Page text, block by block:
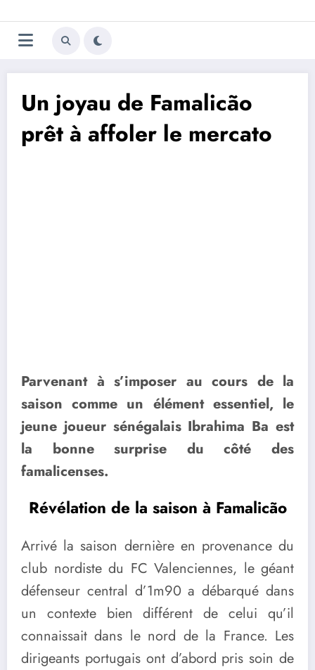
au
contenu
Trivela
L'actualité du football
Un joyau de Famalicão
prêt à affoler le mercato
Parvenant à s’imposer au cours de la
saison comme un élément essentiel, le
jeune joueur sénégalais Ibrahima Ba est
la bonne surprise du côté des
famalicenses.
Révélation de la saison à Famalicão
Arrivé la saison dernière en provenance du
club nordiste du FC Valenciennes, le géant
défenseur central d’1m90 a débarqué dans
un contexte bien différent de celui qu’il
connaissait dans le nord de la France. Les
dirigeants portugais ont d’abord pris soin de